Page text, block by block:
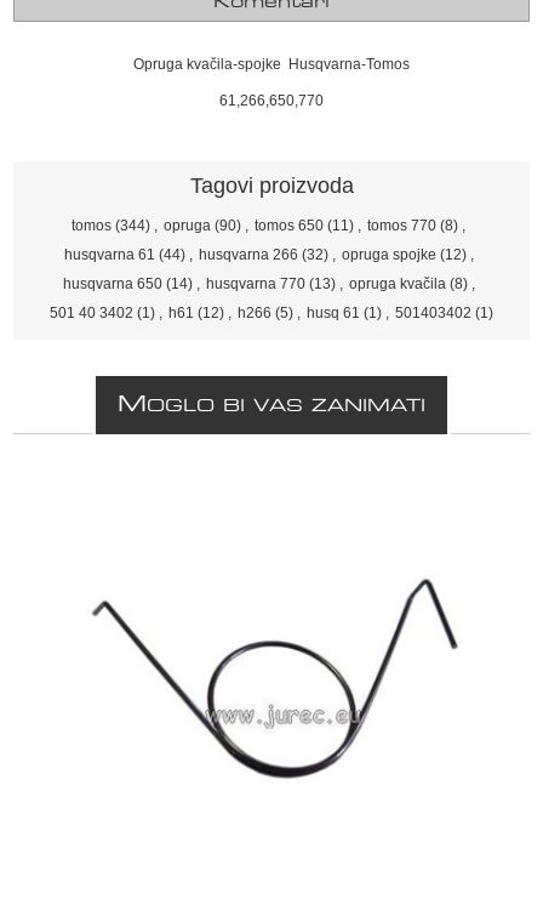
Opruga kvačila-spojke Husqvarna-Tomos
61,266,650,770
Tagovi proizvoda
tomos (344) , opruga (90) , tomos 650 (11) , tomos 770 (8) ,
husqvarna 61 (44) , husqvarna 266 (32) , opruga spojke (12) ,
husqvarna 650 (14) , husqvarna 770 (13) , opruga kvačila (8) ,
501 40 3402 (1) , h61 (12) , h266 (5) , husq 61 (1) , 501403402 (1)
M OGLO BI VAS ZANIMATI